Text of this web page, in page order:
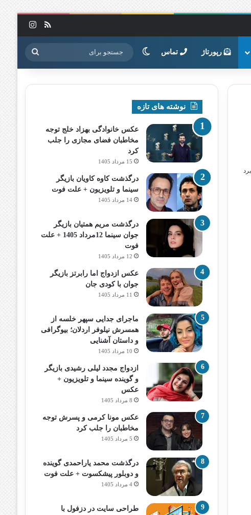
خوراک
رپورتاژ تماس تغییر پوسته جستجو
برای
نوشته های تازه
عکس خانوادگی بهزاد خلج توجه
مخاطبان فضای مجازی را جلب
کرد
15 مرداد 1405
درگذشت کاوه کاویان بازیگر
سینما و تلویزیون + علت فوت
14 مرداد 1405
درگذشت مریم همتیان بازیگر
جوان سینما 12مرداد 1405 + علت
فوت
12 مرداد 1405
عکس ازدواج اما رابرتز بازیگر
جوان با کودی جان
11 مرداد 1405
ماجرای جدایی سپهر خلسه از
همسرش نیلوفر اردلان؛ بیوگرافی
و داستان آشنایی
10 مرداد 1405
ازدواج مجدد لیلی رشیدی بازیگر
و گوینده سینما و تلویزیون +
عکس
8 مرداد 1405
عکس مونا کرمی و پسرش توجه
مخاطبان را جلب کرد
5 مرداد 1405
درگذشت محمد یاراحمدی گوینده
و دوبلور پیشکسوت + علت فوت
4 مرداد 1405
طراحی سایت در دزفول با